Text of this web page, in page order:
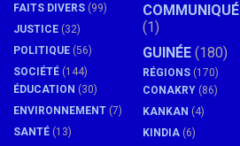
FAITS DIVERS (99)
JUSTICE (32)
POLITIQUE (56)
SOCIÉTÉ (144)
ÉDUCATION (30)
ENVIRONNEMENT (7)
SANTÉ (13)
COMMUNIQUÉ
(1)
GUINÉE (180)
RÉGIONS (170)
CONAKRY (86)
KANKAN (4)
KINDIA (6)